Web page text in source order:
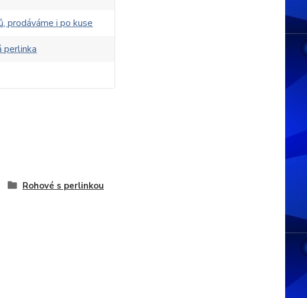
prodáváme i po kuse
perlinka
Rohové s perlinkou